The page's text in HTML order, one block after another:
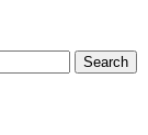
Search